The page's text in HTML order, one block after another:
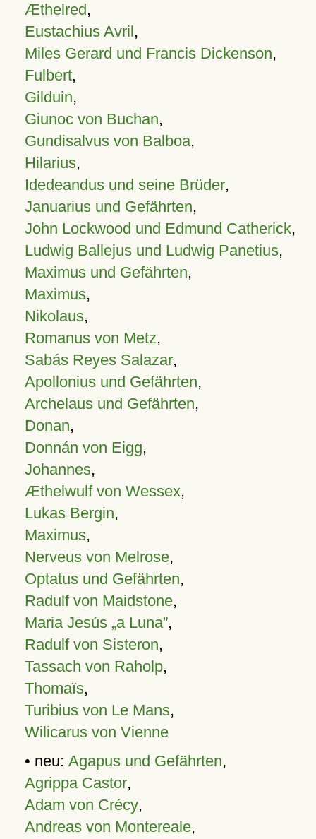
Æthelred,
Eustachius Avril,
Miles Gerard und Francis Dickenson,
Fulbert,
Gilduin,
Giunoc von Buchan,
Gundisalvus von Balboa,
Hilarius,
Idedeandus und seine Brüder,
Januarius und Gefährten,
John Lockwood und Edmund Catherick,
Ludwig Ballejus und Ludwig Panetius,
Maximus und Gefährten,
Maximus,
Nikolaus,
Romanus von Metz,
Sabás Reyes Salazar,
Apollonius und Gefährten,
Archelaus und Gefährten,
Donan,
Donnán von Eigg,
Johannes,
Æthelwulf von Wessex,
Lukas Bergin,
Maximus,
Nerveus von Melrose,
Optatus und Gefährten,
Radulf von Maidstone,
Maria Jesús „a Luna”,
Radulf von Sisteron,
Tassach von Raholp,
Thomaïs,
Turibius von Le Mans,
Wilicarus von Vienne
• neu: Agapus und Gefährten,
Agrippa Castor,
Adam von Crécy,
Andreas von Montereale,